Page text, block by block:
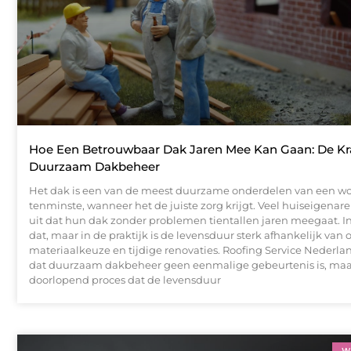
Hoe Een Betrouwbaar Dak Jaren Mee Kan Gaan: De
Duurzaam Dakbeheer
Het dak is een van de meest duurzame onderdelen van een
tenminste, wanneer het de juiste zorg krijgt. Veel
uit dat hun dak zonder problemen tientallen jaren meegaat.
dat, maar in de praktijk is de levensduur sterk afhankelijk van
materiaalkeuze en tijdige renovaties. Roofing Service
dat duurzaam dakbeheer geen eenmalige gebeurtenis is,
doorlopend proces dat de levensduur